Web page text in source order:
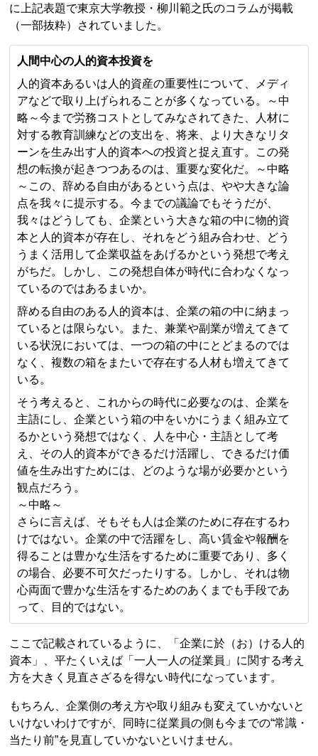
に上記表題で東京大学教授・柳川範之氏のコラムが掲載
（一部抜粋）されていました。
人間中心の人的資本投資を
人的資本あるいは人的資産の重要性について、メディ
アなどで取り上げられることが多くなっている。～中
略～今まで労務コストとしてみなされてきた、人材に
対する教育訓練などの支出を、将来、より大きなリタ
ーンを生み出す人的資本への投資と捉え直す。この発
想の転換が起きつつあるのは、重要な変化だ。～中略
～この、辞める自由があるという点は、やや大きな論
点を我々に提示する。今までの議論でもそうだが、
我々はどうしても、企業という大きな箱の中に物的資
本と人的資本が存在し、それをどう組み合わせ、どう
うまく活用して企業収益をあげるかという発想で考え
がちだ。しかし、この発想自体が時代に合わなくなっ
ているのではあるまいか。
辞める自由のある人的資本は、企業の箱の中に納まっ
ているとは限らない。また、兼業や副業が増えてきて
いる状況においては、一つの箱の中にとどまるのでは
なく、複数の箱をまたいで存在する人材も増えてきて
いる。
そう考えると、これからの時代に必要なのは、企業を
主語にし、企業という箱の中をいかにうまく組み立て
るかという発想ではなく、人を中心・主語として考
え、その人的資本ができるだけ活躍し、できるだけ価
値を生み出すためには、どのような場が必要かという
観点だろう。
～中略～
さらに言えば、そもそも人は企業のために存在するわ
けではない。企業の中で活躍をし、高い賃金や報酬を
得ることは豊かな生活をするために重要であり、多く
の場合、必要不可欠だったりする。しかし、それは物
心両面で豊かな生活をするためのあくまでも手段であ
って、目的ではない。
ここで記載されているように、「企業に於（お）ける人的
資本」、平たくいえば「一人一人の従業員」に関する考え
方を大きく見直さざるを得ない時代になっています。
もちろん、企業側の考え方や取り組みも変えていかないと
いけないわけですが、同時に従業員の側も今までの“常識・
当たり前”を見直していかないといけません。